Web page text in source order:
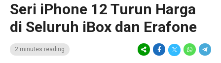
Seri iPhone 12 Turun Harga
di Seluruh iBox dan Erafone
2 minutes reading